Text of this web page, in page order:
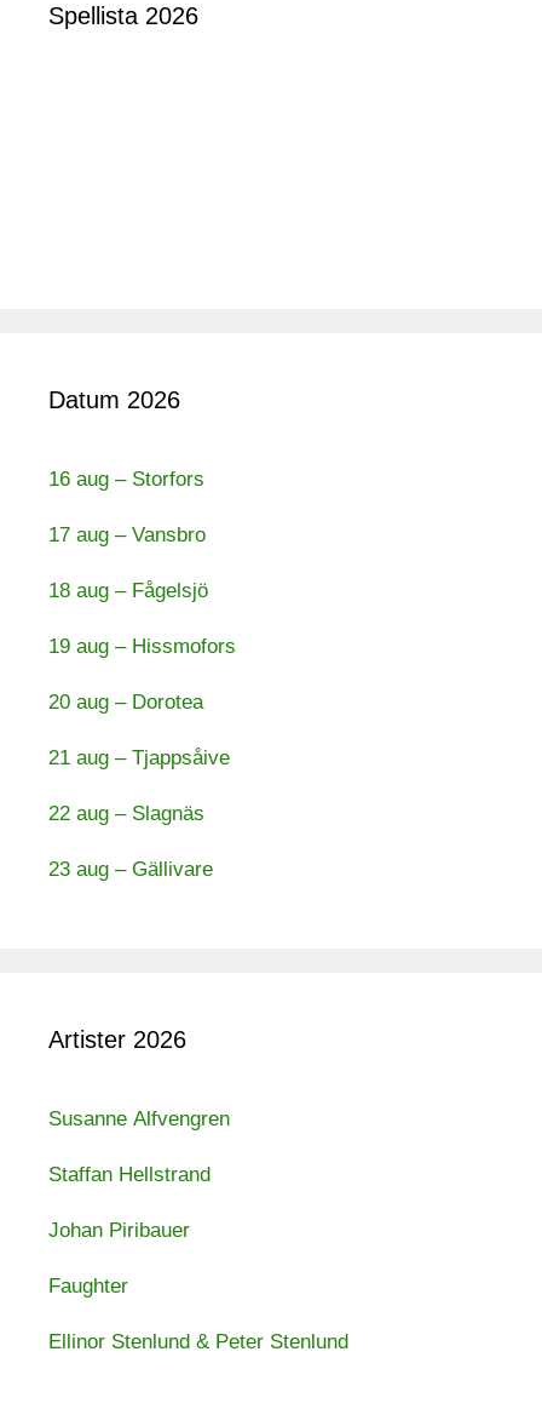
Spellista 2026
Datum 2026
16 aug – Storfors
17 aug – Vansbro
18 aug – Fågelsjö
19 aug – Hissmofors
20 aug – Dorotea
21 aug – Tjappsåive
22 aug – Slagnäs
23 aug – Gällivare
Artister 2026
Susanne Alfvengren
Staffan Hellstrand
Johan Piribauer
Faughter
Ellinor Stenlund & Peter Stenlund